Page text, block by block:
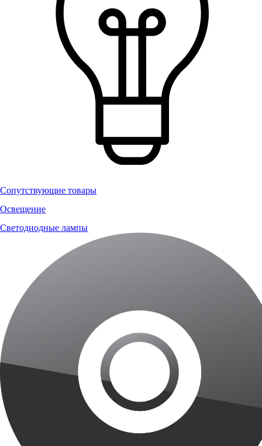
Сопутствующие товары
Освещение
Светодиодные лампы